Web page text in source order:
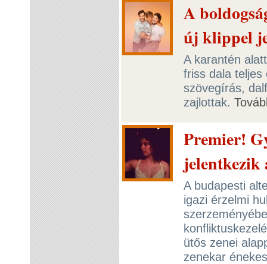
A
új klippel
A karantén
friss dala teljes
szövegírás,
zajlottak.
Premier!
jelentkezik
A budapesti
igazi érzelmi
ütős zenei
zenekar